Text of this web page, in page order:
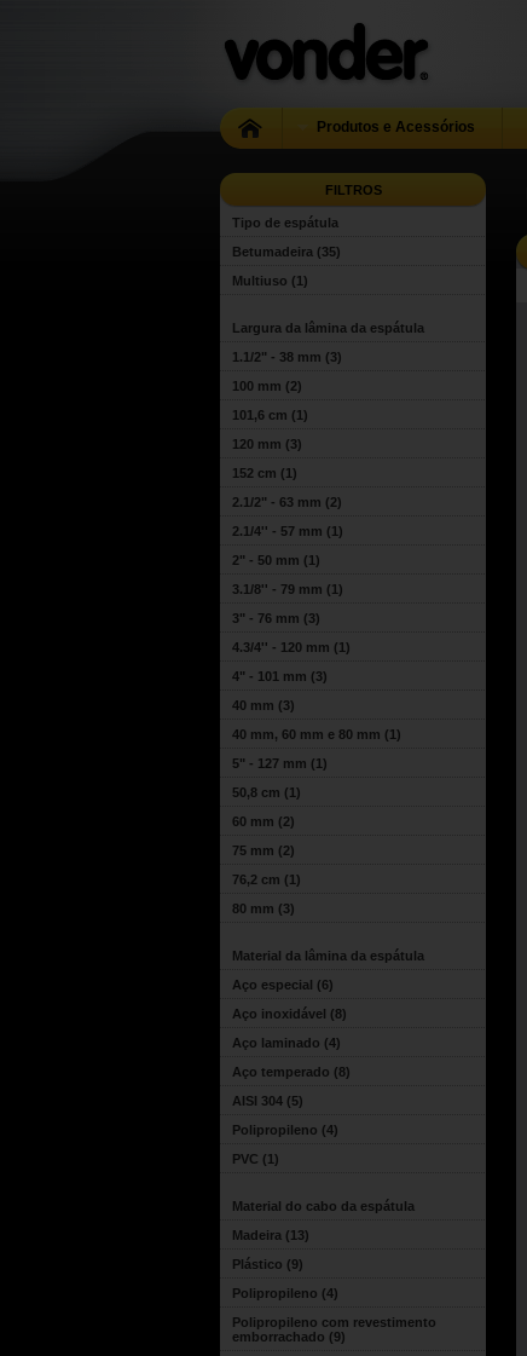
Produtos e Acessórios
FILTROS
Tipo de espátula
Betumadeira (35)
Multiuso (1)
Largura da lâmina da espátula
1.1/2" - 38 mm (3)
100 mm (2)
101,6 cm (1)
120 mm (3)
152 cm (1)
2.1/2" - 63 mm (2)
2.1/4'' - 57 mm (1)
2" - 50 mm (1)
3.1/8'' - 79 mm (1)
3" - 76 mm (3)
4.3/4'' - 120 mm (1)
4" - 101 mm (3)
40 mm (3)
40 mm, 60 mm e 80 mm (1)
5" - 127 mm (1)
50,8 cm (1)
60 mm (2)
75 mm (2)
76,2 cm (1)
80 mm (3)
Material da lâmina da espátula
Aço especial (6)
Aço inoxidável (8)
Aço laminado (4)
Aço temperado (8)
AISI 304 (5)
Polipropileno (4)
PVC (1)
Material do cabo da espátula
Madeira (13)
Plástico (9)
Polipropileno (4)
Polipropileno com revestimento
emborrachado (9)